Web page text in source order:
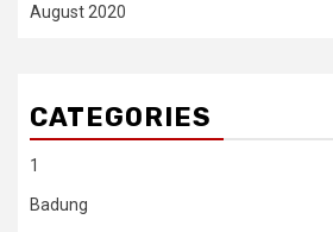
August 2020
CATEGORIES
1
Badung